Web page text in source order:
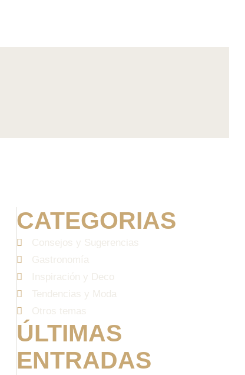
CATEGORIAS
Consejos y Sugerencias
Gastronomía
Inspiración y Deco
Tendencias y Moda
Otros temas
ÚLTIMAS
ENTRADAS